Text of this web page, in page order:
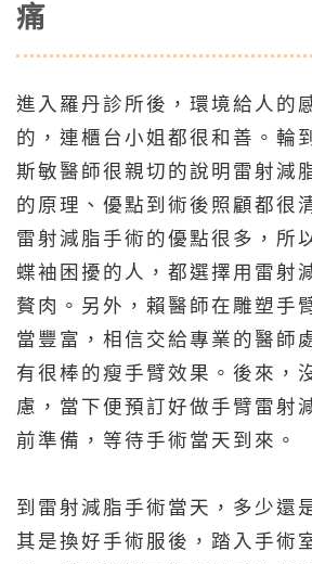
痛
進入羅丹診所後，環境給人的
的，連櫃台小姐都很和善。輪
斯敏醫師很親切的說明雷射減
的原理、優點到術後照顧都很
雷射減脂手術的優點很多，所
蝶袖困擾的人，都選擇用雷射
贅肉。另外，賴醫師在雕塑手
當豐富，相信交給專業的醫師
有很棒的瘦手臂效果。後來，
慮，當下便預訂好做手臂雷射
前準備，等待手術當天到來。
到雷射減脂手術當天，多少還
其是換好手術服後，踏入手術